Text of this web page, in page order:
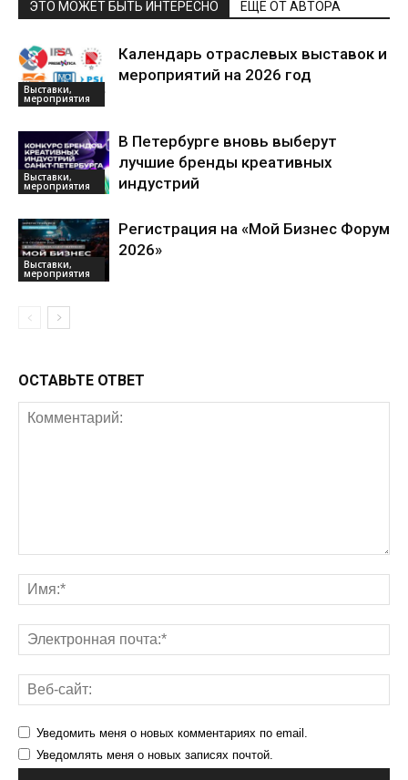
ЭТО МОЖЕТ БЫТЬ ИНТЕРЕСНО ЕЩЕ ОТ АВТОРА
Выставки,
мероприятия
Календарь отраслевых выставок и
мероприятий на 2026 год
Выставки,
мероприятия
В Петербурге вновь выберут
лучшие бренды креативных
индустрий
Выставки,
мероприятия
Регистрация на «Мой Бизнес Форум
2026»
ОСТАВЬТЕ ОТВЕТ
Уведомить меня о новых комментариях по email.
Уведомлять меня о новых записях почтой.